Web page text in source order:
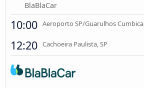
BlaBlaCar
10:00 Aeroporto SP/Guarulhos Cumbica
12:20 Cachoeira Paulista, SP